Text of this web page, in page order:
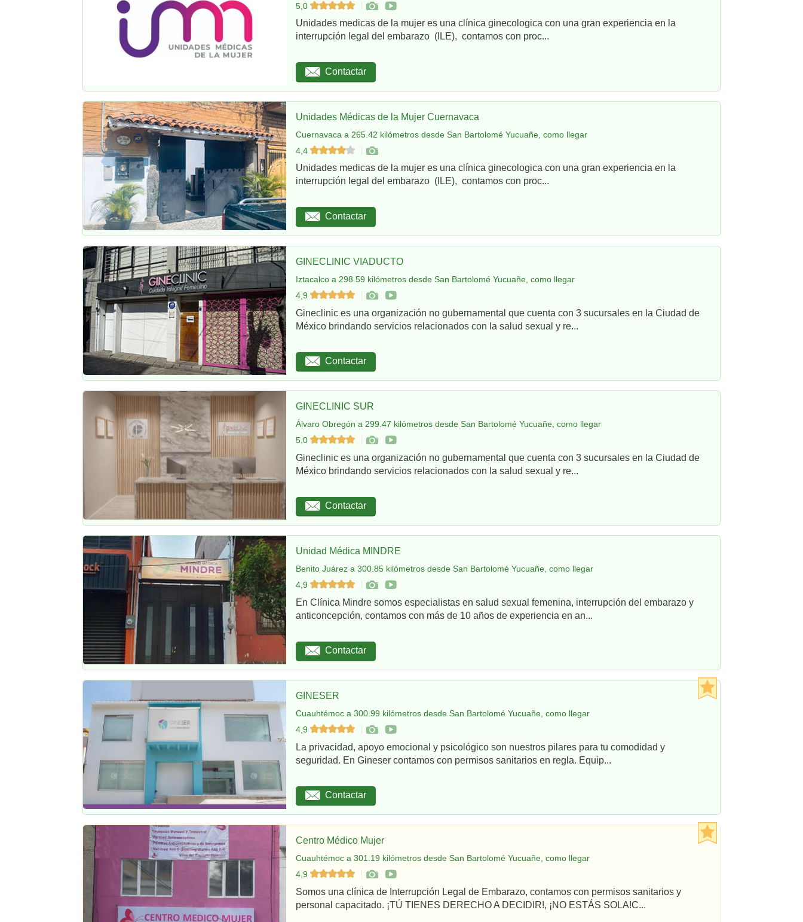
5,0
Unidades medicas de la mujer es una clínica ginecologica con una gran experiencia en la
interrupción legal del embarazo (ILE), contamos con proc...
Contactar
Unidades Médicas de la Mujer Cuernavaca
Cuernavaca a 265.42 kilómetros desde San Bartolomé Yucuañe, como llegar
4,4
Unidades medicas de la mujer es una clínica ginecologica con una gran experiencia en la
interrupción legal del embarazo (ILE), contamos con proc...
Contactar
GINECLINIC VIADUCTO
Iztacalco a 298.59 kilómetros desde San Bartolomé Yucuañe, como llegar
4,9
Gineclinic es una organización no gubernamental que cuenta con 3 sucursales en la Ciudad de
México brindando servicios relacionados con la salud sexual y re...
Contactar
GINECLINIC SUR
Álvaro Obregón a 299.47 kilómetros desde San Bartolomé Yucuañe, como llegar
5,0
Gineclinic es una organización no gubernamental que cuenta con 3 sucursales en la Ciudad de
México brindando servicios relacionados con la salud sexual y re...
Contactar
Unidad Médica MINDRE
Benito Juárez a 300.85 kilómetros desde San Bartolomé Yucuañe, como llegar
4,9
En Clínica Mindre somos especialistas en salud sexual femenina, interrupción del embarazo y
anticoncepción, contamos con más de 10 años de experiencia en an...
Contactar
GINESER
Cuauhtémoc a 300.99 kilómetros desde San Bartolomé Yucuañe, como llegar
4,9
La privacidad, apoyo emocional y psicológico son nuestros pilares para tu comodidad y
seguridad. En Gineser contamos con permisos sanitarios en regla. Equip...
Contactar
Centro Médico Mujer
Cuauhtémoc a 301.19 kilómetros desde San Bartolomé Yucuañe, como llegar
4,9
Somos una clínica de Interrupción Legal de Embarazo, contamos con permisos sanitarios y
personal capacitado. ¡TÚ TIENES DERECHO A DECIDIR!, ¡NO ESTÁS SOLA!C...